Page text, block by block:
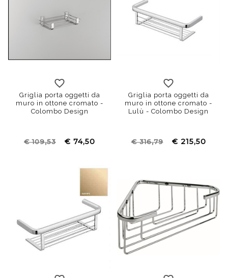
Griglia porta oggetti da
muro in ottone cromato -
Colombo Design
€ 109,53 € 74,50
Griglia porta oggetti da
muro in ottone cromato -
Lulù - Colombo Design
€ 316,79 € 215,50